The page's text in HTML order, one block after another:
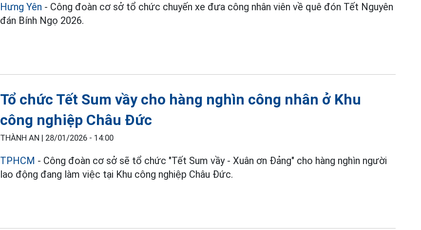
Hưng Yên - Công đoàn cơ sở tổ chức chuyến xe đưa công nhân viên về quê đón Tết Nguyên
đán Bính Ngọ 2026.
Tổ chức Tết Sum vầy cho hàng nghìn công nhân ở Khu
công nghiệp Châu Đức
THÀNH AN | 28/01/2026 - 14:00
TPHCM - Công đoàn cơ sở sẽ tổ chức "Tết Sum vầy - Xuân ơn Đảng" cho hàng nghìn người
lao động đang làm việc tại Khu công nghiệp Châu Đức.